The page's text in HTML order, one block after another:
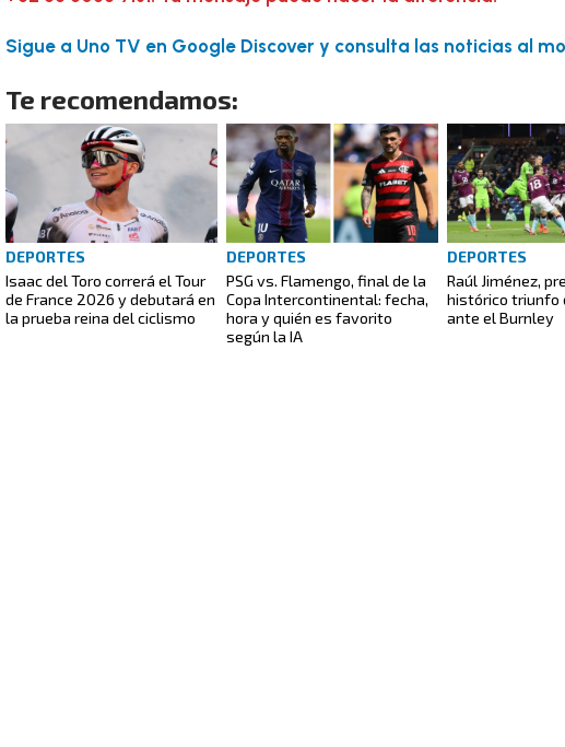
Sigue a Uno TV en Google Discover y consulta las noticias al
Te recomendamos:
DEPORTES
Isaac del Toro correrá el Tour
de France 2026 y debutará en
la prueba reina del ciclismo
DEPORTES
PSG vs. Flamengo, final de la
Copa Intercontinental: fecha,
hora y quién es favorito
según la IA
DEPORTES
Raúl Jiménez,
histórico triunfo
ante el Burnley